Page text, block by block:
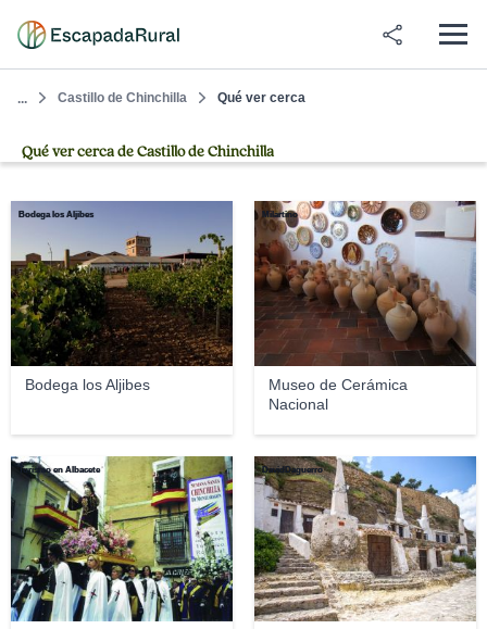
... Castillo de Chinchilla Qué ver cerca
Qué ver cerca de Castillo de Chinchilla
Bodega los Aljibes
Bodega los Aljibes
Museo de Cerámica
Nacional
Milartino
Turismo en Albacete DavidDaguerro